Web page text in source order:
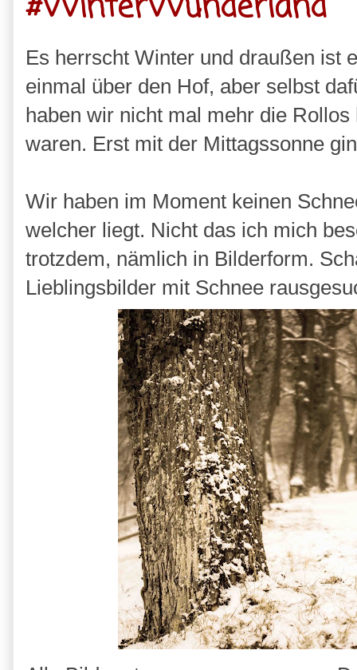
Es herrscht Winter und draußen ist
einmal über den Hof, aber selbst
haben wir nicht mal mehr die
waren. Erst mit der Mittagssonne
Wir haben im Moment keinen
welcher liegt. Nicht das ich mich
trotzdem, nämlich in Bilderform.
Lieblingsbilder mit Schnee